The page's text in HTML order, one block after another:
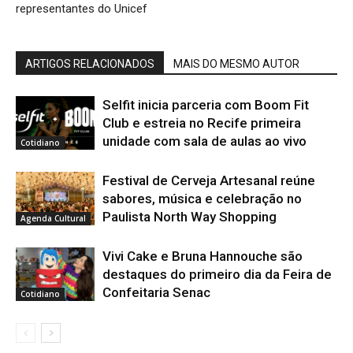
representantes do Unicef
ARTIGOS RELACIONADOS MAIS DO MESMO AUTOR
Cotidiano
Selfit inicia parceria com Boom Fit
Club e estreia no Recife primeira
unidade com sala de aulas ao vivo
Agenda Cultural
Festival de Cerveja Artesanal reúne
sabores, música e celebração no
Paulista North Way Shopping
Cotidiano
Vivi Cake e Bruna Hannouche são
destaques do primeiro dia da Feira de
Confeitaria Senac